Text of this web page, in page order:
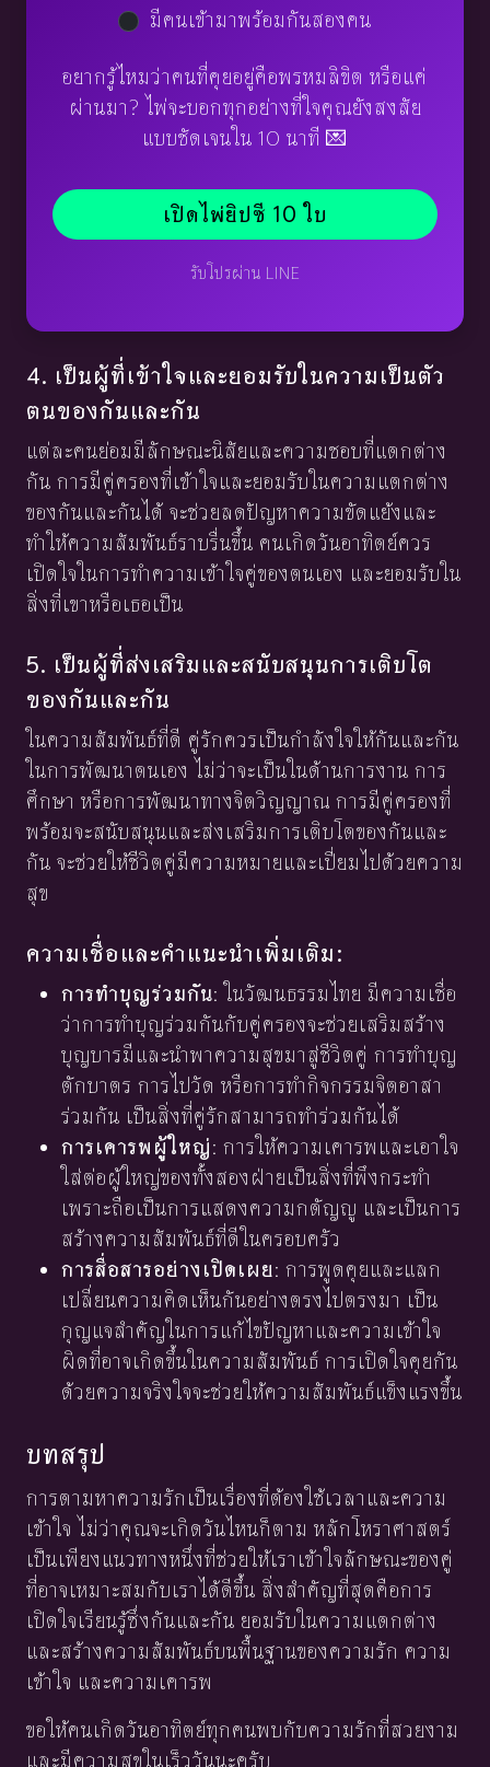
มีคนเข้ามาพร้อมกันสองคน
อยากรู้ไหมว่าคนที่คุยอยู่คือพรหมลิขิต หรือแค่
ผ่านมา? ไพ่จะบอกทุกอย่างที่ใจคุณยังสงสัย
แบบชัดเจนใน 10 นาที 💌
เปิดไพ่ยิปซี 10 ใบ
รับโปรผ่าน LINE
4. เป็นผู้ที่เข้าใจและยอมรับในความเป็นตัว
ตนของกันและกัน
แต่ละคนย่อมมีลักษณะนิสัยและความชอบที่แตกต่าง
กัน การมีคู่ครองที่เข้าใจและยอมรับในความแตกต่าง
ของกันและกันได้ จะช่วยลดปัญหาความขัดแย้งและ
ทำให้ความสัมพันธ์ราบรื่นขึ้น คนเกิดวันอาทิตย์ควร
เปิดใจในการทำความเข้าใจคู่ของตนเอง และยอมรับใน
สิ่งที่เขาหรือเธอเป็น
5. เป็นผู้ที่ส่งเสริมและสนับสนุนการเติบโต
ของกันและกัน
ในความสัมพันธ์ที่ดี คู่รักควรเป็นกำลังใจให้กันและกัน
ในการพัฒนาตนเอง ไม่ว่าจะเป็นในด้านการงาน การ
ศึกษา หรือการพัฒนาทางจิตวิญญาณ การมีคู่ครองที่
พร้อมจะสนับสนุนและส่งเสริมการเติบโตของกันและ
กัน จะช่วยให้ชีวิตคู่มีความหมายและเปี่ยมไปด้วยความ
สุข
ความเชื่อและคำแนะนำเพิ่มเติม:
การทำบุญร่วมกัน: ในวัฒนธรรมไทย มีความเชื่อ
ว่าการทำบุญร่วมกันกับคู่ครองจะช่วยเสริมสร้าง
บุญบารมีและนำพาความสุขมาสู่ชีวิตคู่ การทำบุญ
ตักบาตร การไปวัด หรือการทำกิจกรรมจิตอาสา
ร่วมกัน เป็นสิ่งที่คู่รักสามารถทำร่วมกันได้
การเคารพผู้ใหญ่: การให้ความเคารพและเอาใจ
ใส่ต่อผู้ใหญ่ของทั้งสองฝ่ายเป็นสิ่งที่พึงกระทำ
เพราะถือเป็นการแสดงความกตัญญู และเป็นการ
สร้างความสัมพันธ์ที่ดีในครอบครัว
การสื่อสารอย่างเปิดเผย: การพูดคุยและแลก
เปลี่ยนความคิดเห็นกันอย่างตรงไปตรงมา เป็น
กุญแจสำคัญในการแก้ไขปัญหาและความเข้าใจ
ผิดที่อาจเกิดขึ้นในความสัมพันธ์ การเปิดใจคุยกัน
ด้วยความจริงใจจะช่วยให้ความสัมพันธ์แข็งแรงขึ้น
บทสรุป
การตามหาความรักเป็นเรื่องที่ต้องใช้เวลาและความ
เข้าใจ ไม่ว่าคุณจะเกิดวันไหนก็ตาม หลักโหราศาสตร์
เป็นเพียงแนวทางหนึ่งที่ช่วยให้เราเข้าใจลักษณะของคู่
ที่อาจเหมาะสมกับเราได้ดีขึ้น สิ่งสำคัญที่สุดคือการ
เปิดใจเรียนรู้ซึ่งกันและกัน ยอมรับในความแตกต่าง
และสร้างความสัมพันธ์บนพื้นฐานของความรัก ความ
เข้าใจ และความเคารพ
ขอให้คนเกิดวันอาทิตย์ทุกคนพบกับความรักที่สวยงาม
และมีความสุขในเร็ววันนะครับ